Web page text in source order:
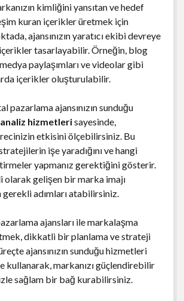
kimliğini yansıtan ve hedef
kuran içerikler üretmek için
ajansınızın yaratıcı ekibi devreye
tasarlayabilir. Örneğin, blog
paylaşımları ve videolar gibi
içerikler oluşturulabilir.
pazarlama ajansınızın sunduğu
hizmetlerisayesinde,
etkisini ölçebilirsiniz. Bu
işe yaradığını ve hangi
yapmanız gerektiğini gösterir.
olarak gelişen bir marka imajı
adımları atabilirsiniz.
ajansları ile markalaşma
dikkatli bir planlama ve strateji
ajansınızın sunduğu hizmetleri
markanızı güçlendirebilir
sağlam bir bağ kurabilirsiniz.